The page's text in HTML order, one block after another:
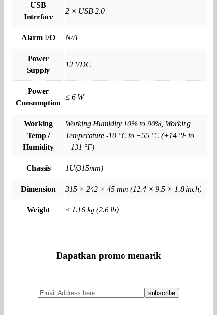
USB
Interface
2 × USB 2.0
Alarm I/O N/A
Power
Supply
12 VDC
Power
Consumption
≤ 6 W
Working
Temp /
Humidity
Working Humidity 10% to 90%, Working
Temperature -10 °C to +55 °C (+14 °F to
+131 °F)
Chassis 1U(315mm)
Dimension 315 × 242 × 45 mm (12.4 × 9.5 × 1.8 inch)
Weight ≤ 1.16 kg (2.6 lb)
Dapatkan promo menarik